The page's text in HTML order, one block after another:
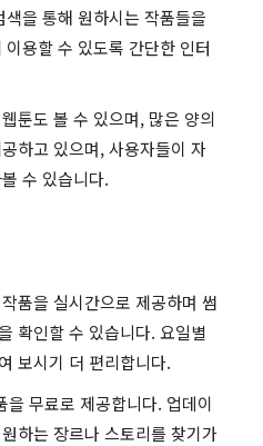
을 통해 원하시는 작품들을
용할 수 있도록 간단한 인터
툰도 볼 수 있으며, 많은 양의
하고 있으며, 사용자들이 자
수 있습니다.
품을 실시간으로 제공하며 썸
확인할 수 있습니다. 요일별
보시기 더 편리합니다.
무료로 제공합니다. 업데이
하는 장르나 스토리를 찾기가